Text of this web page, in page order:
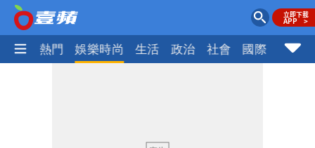
焦點 熱門 娛樂時尚 生活 政治 社會 國際 財經